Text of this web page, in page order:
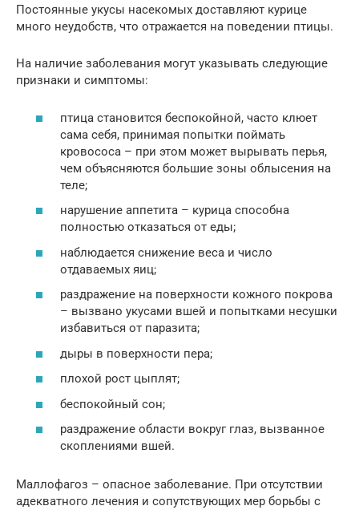
Постоянные укусы насекомых доставляют курице
много неудобств, что отражается на поведении птицы.
На наличие заболевания могут указывать следующие
признаки и симптомы:
птица становится беспокойной, часто клюет
сама себя, принимая попытки поймать
кровососа – при этом может вырывать перья,
чем объясняются большие зоны облысения на
теле;
нарушение аппетита – курица способна
полностью отказаться от еды;
наблюдается снижение веса и число
отдаваемых яиц;
раздражение на поверхности кожного покрова
– вызвано укусами вшей и попытками несушки
избавиться от паразита;
дыры в поверхности пера;
плохой рост цыплят;
беспокойный сон;
раздражение области вокруг глаз, вызванное
скоплениями вшей.
Маллофагоз – опасное заболевание. При отсутствии
адекватного лечения и сопутствующих мер борьбы с